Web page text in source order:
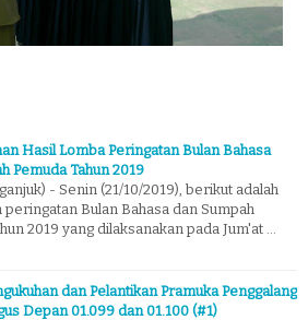
Hasil Lomba Peringatan Bulan Bahasa
Pemuda Tahun 2019
- Senin (21/10/2019), berikut adalah
peringatan Bulan Bahasa dan Sumpah
2019 yang dilaksanakan pada Jum'at …
dan Pelantikan Pramuka Penggalang
Depan 01.099 dan 01.100 (#1)